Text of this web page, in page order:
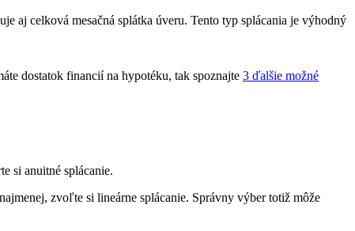
aj celková mesačná splátka úveru. Tento typ splácania je výhodný
dostatok financií na hypotéku, tak spoznajte 3 ďalšie možné
si anuitné splácanie.
zvoľte si lineárne splácanie. Správny výber totiž môže